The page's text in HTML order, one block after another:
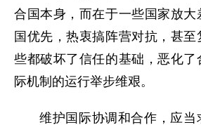
合国本身，而在于一些国家放大
国优先，热衷搞阵营对抗，甚
些都破坏了信任的基础，恶化了
际机制的运行举步维艰。
维护国际协调和合作，应当